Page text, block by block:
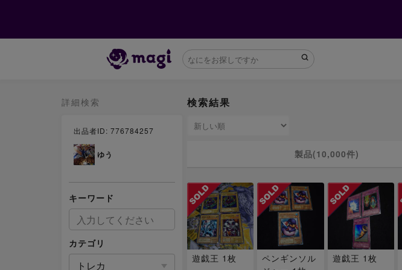
詳細検索
出品者ID: 776784257
ゆう
キーワード
カテゴリ
トレカ
検索結果
製品(10,000件)
遊戯王 1枚
ペンギンソル
遊戯王 1枚